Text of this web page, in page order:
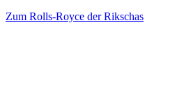
Zum Rolls-Royce der Rikschas